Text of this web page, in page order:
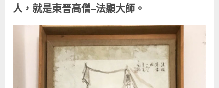
人，就是東晉高僧–法顯大師。